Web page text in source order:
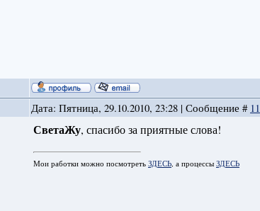
Дата: Пятница, 29.10.2010, 23:28 | Сообщение # 11
СветаЖу, спасибо за приятные слова!
Мои работки можно посмотреть ЗДЕСЬ, а процессы ЗДЕСЬ